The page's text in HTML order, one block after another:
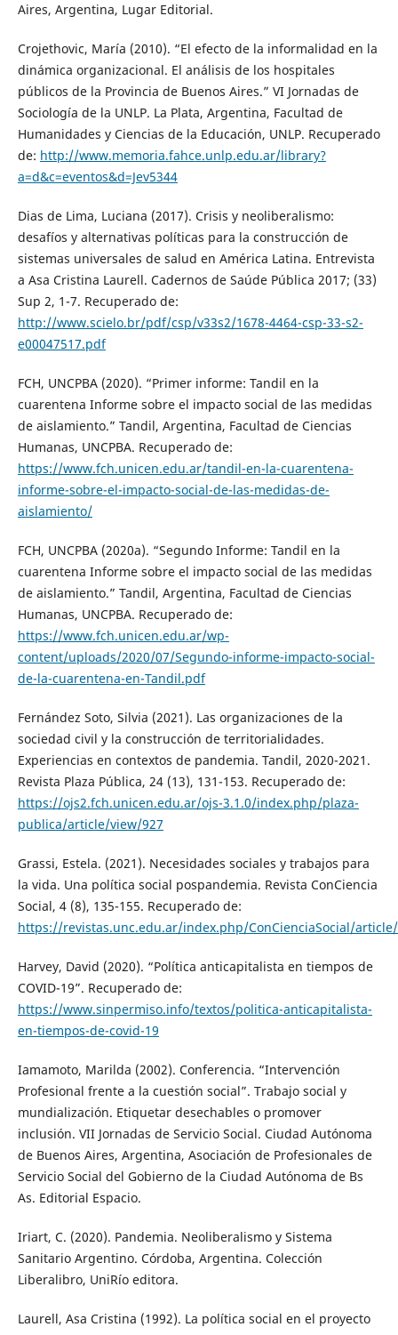
Aires, Argentina, Lugar Editorial.
Crojethovic, María (2010). “El efecto de la informalidad en la
dinámica organizacional. El análisis de los hospitales
públicos de la Provincia de Buenos Aires.” VI Jornadas de
Sociología de la UNLP. La Plata, Argentina, Facultad de
Humanidades y Ciencias de la Educación, UNLP. Recuperado
de: http://www.memoria.fahce.unlp.edu.ar/library?
a=d&c=eventos&d=Jev5344
Dias de Lima, Luciana (2017). Crisis y neoliberalismo:
desafíos y alternativas políticas para la construcción de
sistemas universales de salud en América Latina. Entrevista
a Asa Cristina Laurell. Cadernos de Saúde Pública 2017; (33)
Sup 2, 1-7. Recuperado de:
http://www.scielo.br/pdf/csp/v33s2/1678-4464-csp-33-s2-
e00047517.pdf
FCH, UNCPBA (2020). “Primer informe: Tandil en la
cuarentena Informe sobre el impacto social de las medidas
de aislamiento.” Tandil, Argentina, Facultad de Ciencias
Humanas, UNCPBA. Recuperado de:
https://www.fch.unicen.edu.ar/tandil-en-la-cuarentena-
informe-sobre-el-impacto-social-de-las-medidas-de-
aislamiento/
FCH, UNCPBA (2020a). “Segundo Informe: Tandil en la
cuarentena Informe sobre el impacto social de las medidas
de aislamiento.” Tandil, Argentina, Facultad de Ciencias
Humanas, UNCPBA. Recuperado de:
https://www.fch.unicen.edu.ar/wp-
content/uploads/2020/07/Segundo-informe-impacto-social-
de-la-cuarentena-en-Tandil.pdf
Fernández Soto, Silvia (2021). Las organizaciones de la
sociedad civil y la construcción de territorialidades.
Experiencias en contextos de pandemia. Tandil, 2020-2021.
Revista Plaza Pública, 24 (13), 131-153. Recuperado de:
https://ojs2.fch.unicen.edu.ar/ojs-3.1.0/index.php/plaza-
publica/article/view/927
Grassi, Estela. (2021). Necesidades sociales y trabajos para
la vida. Una política social pospandemia. Revista ConCiencia
Social, 4 (8), 135-155. Recuperado de:
https://revistas.unc.edu.ar/index.php/ConCienciaSocial/
Harvey, David (2020). “Política anticapitalista en tiempos de
COVID-19”. Recuperado de:
https://www.sinpermiso.info/textos/politica-anticapitalista-
en-tiempos-de-covid-19
Iamamoto, Marilda (2002). Conferencia. “Intervención
Profesional frente a la cuestión social”. Trabajo social y
mundialización. Etiquetar desechables o promover
inclusión. VII Jornadas de Servicio Social. Ciudad Autónoma
de Buenos Aires, Argentina, Asociación de Profesionales de
Servicio Social del Gobierno de la Ciudad Autónoma de Bs
As. Editorial Espacio.
Iriart, C. (2020). Pandemia. Neoliberalismo y Sistema
Sanitario Argentino. Córdoba, Argentina. Colección
Liberalibro, UniRío editora.
Laurell, Asa Cristina (1992). La política social en el proyecto